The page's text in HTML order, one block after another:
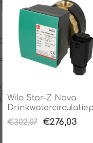
Wilo Star-Z Nova
€302,07
€276,03